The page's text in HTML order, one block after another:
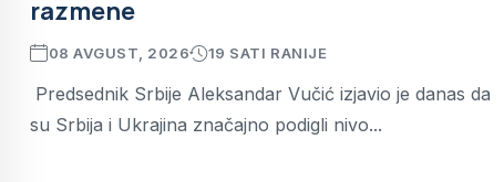
razmene
08 AVGUST, 2026 19 SATI RANIJE
Predsednik Srbije Aleksandar Vučić izjavio je danas da
su Srbija i Ukrajina značajno podigli nivo...